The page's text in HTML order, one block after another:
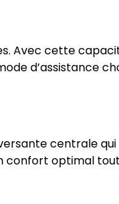
Avec cette
d’assistance
centrale qui
confort optimal